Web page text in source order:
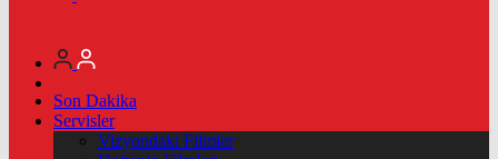
Son Dakika
Servisler
Vizyondaki Filmler